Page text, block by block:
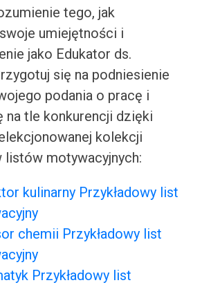
tego, jak
umiejętności i
jako Edukator ds.
się na podniesienie
podania o pracę i
na tle konkurencji dzięki
kolekcji
listów motywacyjnych:
kulinarny Przykładowy list
chemii Przykładowy list
Przykładowy list